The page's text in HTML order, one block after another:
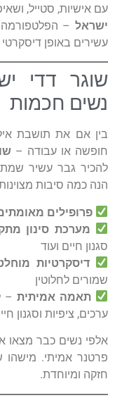
עם אישיות, סטייל,
ישראל – הפלטפורמה
עשירים באופן
שוגר דדי
נשים חכמות
בין אם את תושבת
חופשה או עבודה –
להכיר גבר עשיר
הנה כמה סיבות
פרופילים
מערכת סינון
סגנון חיים ועוד
דיסקרטיות
שמורים לחלוטין
תאמה אמיתית –
ערכים, ציפיות וסגנון
אלפי נשים כבר מצאו
פרטנר אמיתי. מישהו
חזקה ומיוחדת.